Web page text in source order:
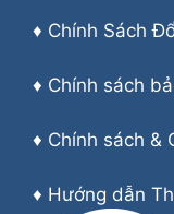
♦ Chính Sách
♦ Chính sách
♦ Chính sách &
♦ Hướng dẫn